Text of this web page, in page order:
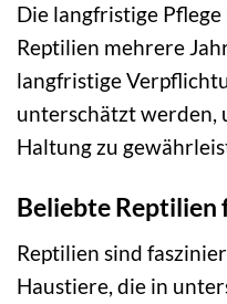
Die langfristige
Reptilien mehrere
langfristige
unterschätzt werden,
Haltung zu
Beliebte Reptilien
Reptilien sind
Haustiere, die in